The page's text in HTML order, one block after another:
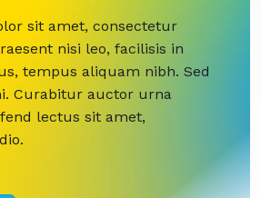
sit amet, consectetur
nisi leo, facilisis in
tempus aliquam nibh. Sed
Curabitur auctor urna
lectus sit amet,